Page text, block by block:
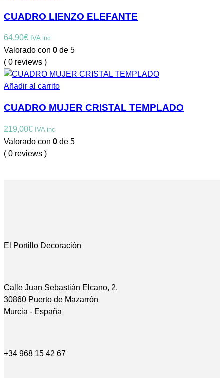
CUADRO LIENZO ELEFANTE
64,90€ IVA inc
Valorado con 0 de 5
( 0 reviews )
Añadir al carrito
CUADRO MUJER CRISTAL TEMPLADO
219,00€ IVA inc
Valorado con 0 de 5
( 0 reviews )
El Portillo Decoración
Calle Juan Sebastián Elcano, 2.
30860 Puerto de Mazarrón
Murcia - España
+34 968 15 42 67